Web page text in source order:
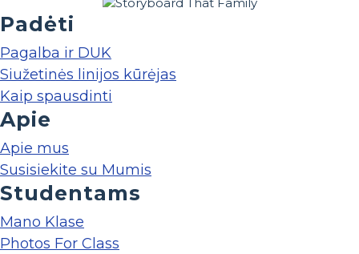
Padėti
Pagalba ir DUK
Siužetinės linijos kūrėjas
Kaip spausdinti
Apie
Apie mus
Susisiekite su Mumis
Studentams
Mano Klase
Photos For Class